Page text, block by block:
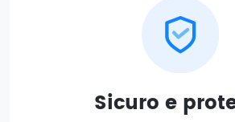
Sicuro e